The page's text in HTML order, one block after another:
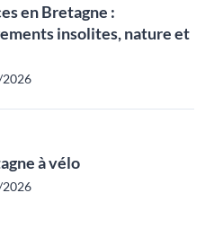
en Bretagne :
insolites, nature et
2026
à vélo
2026